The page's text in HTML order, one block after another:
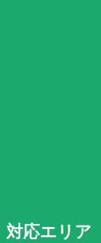
対応エリア